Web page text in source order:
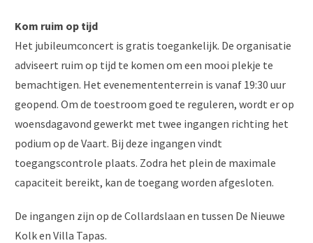
Kom ruim op tijd
Het jubileumconcert is gratis toegankelijk. De organisatie
adviseert ruim op tijd te komen om een mooi plekje te
bemachtigen. Het evenemententerrein is vanaf 19:30 uur
geopend. Om de toestroom goed te reguleren, wordt er op
woensdagavond gewerkt met twee ingangen richting het
podium op de Vaart. Bij deze ingangen vindt
toegangscontrole plaats. Zodra het plein de maximale
capaciteit bereikt, kan de toegang worden afgesloten.
De ingangen zijn op de Collardslaan en tussen De Nieuwe
Kolk en Villa Tapas.